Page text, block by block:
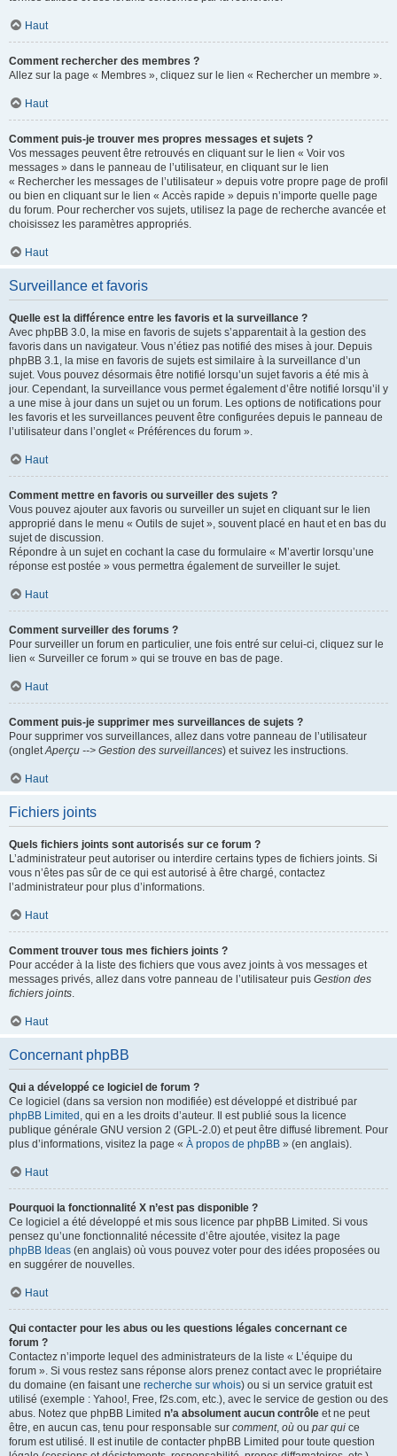
Haut
Comment rechercher des membres ?
Allez sur la page « Membres », cliquez sur le lien « Rechercher un membre ».
Haut
Comment puis-je trouver mes propres messages et sujets ?
Vos messages peuvent être retrouvés en cliquant sur le lien « Voir vos
messages » dans le panneau de l’utilisateur, en cliquant sur le lien
« Rechercher les messages de l’utilisateur » depuis votre propre page de profil
ou bien en cliquant sur le lien « Accès rapide » depuis n’importe quelle page
du forum. Pour rechercher vos sujets, utilisez la page de recherche avancée et
choisissez les paramètres appropriés.
Haut
Surveillance et favoris
Quelle est la différence entre les favoris et la surveillance ?
Avec phpBB 3.0, la mise en favoris de sujets s’apparentait à la gestion des
favoris dans un navigateur. Vous n’étiez pas notifié des mises à jour. Depuis
phpBB 3.1, la mise en favoris de sujets est similaire à la surveillance d’un
sujet. Vous pouvez désormais être notifié lorsqu’un sujet favoris a été mis à
jour. Cependant, la surveillance vous permet également d’être notifié lorsqu’il y
a une mise à jour dans un sujet ou un forum. Les options de notifications pour
les favoris et les surveillances peuvent être configurées depuis le panneau de
l’utilisateur dans l’onglet « Préférences du forum ».
Haut
Comment mettre en favoris ou surveiller des sujets ?
Vous pouvez ajouter aux favoris ou surveiller un sujet en cliquant sur le lien
approprié dans le menu « Outils de sujet », souvent placé en haut et en bas du
sujet de discussion.
Répondre à un sujet en cochant la case du formulaire « M’avertir lorsqu’une
réponse est postée » vous permettra également de surveiller le sujet.
Haut
Comment surveiller des forums ?
Pour surveiller un forum en particulier, une fois entré sur celui-ci, cliquez sur le
lien « Surveiller ce forum » qui se trouve en bas de page.
Haut
Comment puis-je supprimer mes surveillances de sujets ?
Pour supprimer vos surveillances, allez dans votre panneau de l’utilisateur
(ongletAperçu --> Gestion des surveillances) et suivez les instructions.
Haut
Fichiers joints
Quels fichiers joints sont autorisés sur ce forum ?
L’administrateur peut autoriser ou interdire certains types de fichiers joints. Si
vous n’êtes pas sûr de ce qui est autorisé à être chargé, contactez
l’administrateur pour plus d’informations.
Haut
Comment trouver tous mes fichiers joints ?
Pour accéder à la liste des fichiers que vous avez joints à vos messages et
messages privés, allez dans votre panneau de l’utilisateur puis Gestion des
fichiers joints.
Haut
Concernant phpBB
Qui a développé ce logiciel de forum ?
Ce logiciel (dans sa version non modifiée) est développé et distribué par
phpBB Limited , qui en a les droits d’auteur. Il est publié sous la licence
publique générale GNU version 2 (GPL-2.0) et peut être diffusé librement. Pour
plus d’informations, visitez la page « À propos de phpBB » (en anglais).
Haut
Pourquoi la fonctionnalité X n’est pas disponible ?
Ce logiciel a été développé et mis sous licence par phpBB Limited. Si vous
pensez qu’une fonctionnalité nécessite d’être ajoutée, visitez la page
phpBB Ideas (en anglais) où vous pouvez voter pour des idées proposées ou
en suggérer de nouvelles.
Haut
Qui contacter pour les abus ou les questions légales concernant ce
forum ?
Contactez n’importe lequel des administrateurs de la liste « L’équipe du
forum ». Si vous restez sans réponse alors prenez contact avec le propriétaire
du domaine (en faisant une recherche sur whois) ou si un service gratuit est
utilisé (exemple : Yahoo!, Free, f2s.com, etc.), avec le service de gestion ou des
abus. Notez que phpBB Limited n’a absolument aucun contrôle et ne peut
être, en aucun cas, tenu pour responsable sur comment, où ou par qui ce
forum est utilisé. Il est inutile de contacter phpBB Limited pour toute question